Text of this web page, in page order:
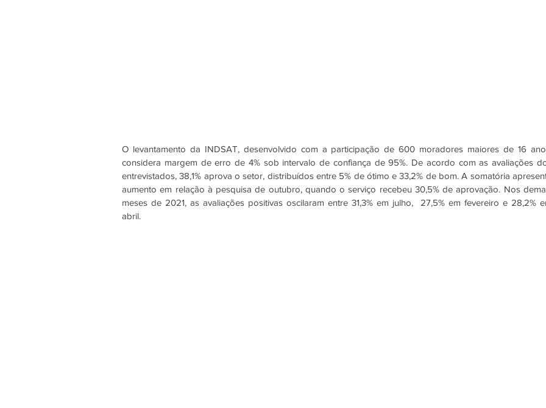
O levantamento da INDSAT, desenvolvido com a participação de 600 moradores maiores de 16
considera margem de erro de 4% sob intervalo de confiança de 95%. De acordo com as avaliações
entrevistados, 38,1% aprova o setor, distribuídos entre 5% de ótimo e 33,2% de bom. A somatória
aumento em relação à pesquisa de outubro, quando o serviço recebeu 30,5% de aprovação. Nos
meses de 2021, as avaliações positivas oscilaram entre 31,3% em julho,  27,5% em fevereiro e 28,2%
abril.